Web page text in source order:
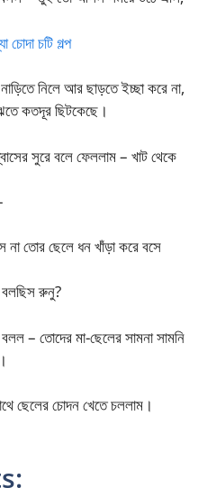
চোদা চটি গল্প
নিলে আর ছাড়তে ইচ্ছা করে না,
কতদূর ছিটকেছে।
সুরে বলে ফেললাম – খাট থেকে
তোর ছেলে ধন খাঁড়া করে বসে
বলছিস রুনু?
– তোদের মা-ছেলের সামনা সামনি
ছেলের চোদন খেতে চললাম।